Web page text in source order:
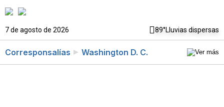
7 de agosto de 2026 89°Lluvias dispersas
Corresponsalías Washington D. C.